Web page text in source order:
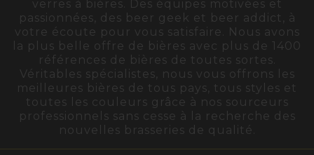
verres à bières. Des équipes motivées et
passionnées, des beer geek et beer addict, à
votre écoute pour vous satisfaire. Nous avons
la plus belle offre de bières avec plus de 1400
références de bières de toutes sortes.
Véritables spécialistes, nous vous offrons les
meilleures bières de tous pays, tous styles et
toutes les couleurs grâce à nos sourceurs
professionnels sans cesse à la recherche des
nouvelles brasseries de qualité.